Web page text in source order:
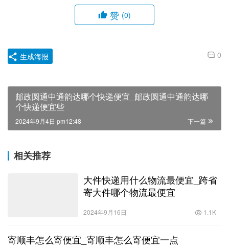
赞 (0)
0
生成海报
邮政圆通中通韵达哪个快递便宜_邮政圆通中通韵达哪
个快递便宜些
下一篇
2024年9月4日 pm12:48
相关推荐
大件快递用什么物流最便宜_跨省
寄大件哪个物流最便宜
2024年9月16日 1.1K
寄顺丰怎么寄便宜_寄顺丰怎么寄便宜一点